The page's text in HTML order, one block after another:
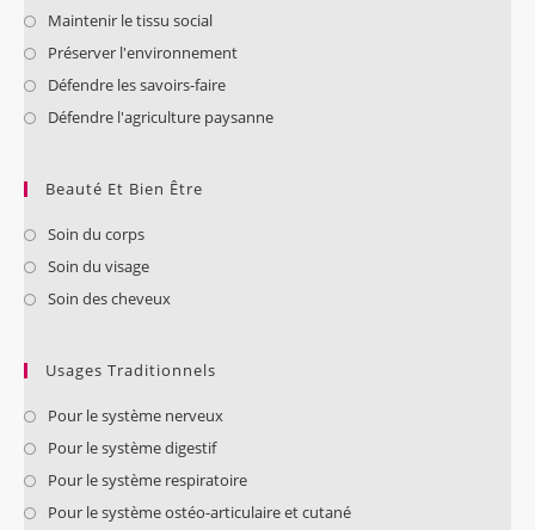
Maintenir le tissu social
Préserver l'environnement
Défendre les savoirs-faire
Défendre l'agriculture paysanne
Beauté Et Bien Être
Soin du corps
Soin du visage
Soin des cheveux
Usages Traditionnels
Pour le système nerveux
Pour le système digestif
Pour le système respiratoire
Pour le système ostéo-articulaire et cutané